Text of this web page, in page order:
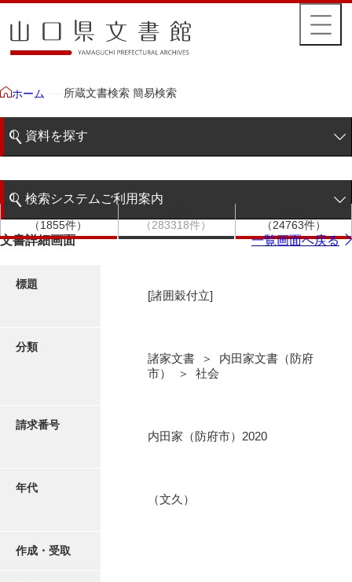
ホーム 所蔵文書検索 簡易検索
資料を探す
階層検索
写真・絵はがき
検索システムご利用案内
検索システムの利用について
（1855件）
（283318件）
（24763件）
文書詳細画面 一覧画面へ戻る
標題
[諸囲穀付立]
分類
諸家文書 ＞ 内田家文書（防府
市） ＞ 社会
請求番号
内田家（防府市）2020
年代
（文久）
作成・受取